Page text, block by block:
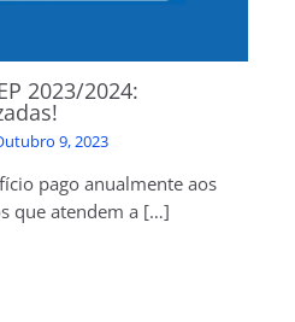
2023/2024:
9, 2023
pago anualmente aos
que atendem a […]